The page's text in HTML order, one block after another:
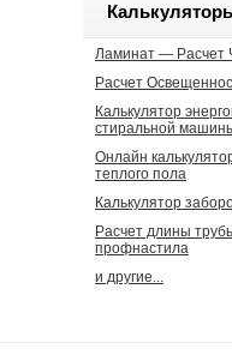
Ламинат — Расчет
Расчет
Калькулятор
стиральной
Онлайн
теплого пола
Калькулятор
Расчет длины
профнастила
и другие...